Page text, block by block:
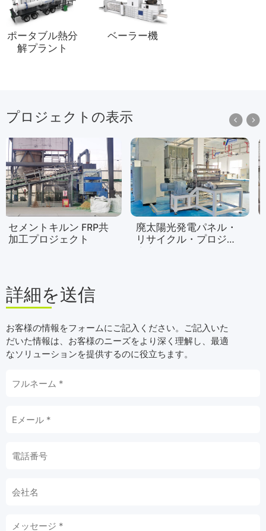
ポータブル熱分
解プラント
ベーラー機
プロジェクトの表示
セメントキルン FRP共
加工プロジェクト
廃太陽光発電パネル・
リサイクル・プロジェ
クト
 
詳細を送信
お客様の情報をフォームにご記入ください。ご記入いた
だいた情報は、お客様のニーズをより深く理解し、最適
なソリューションを提供するのに役立ちます。